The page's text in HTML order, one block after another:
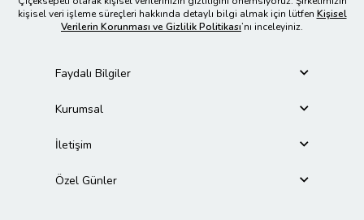
kişisel veri işleme süreçleri hakkında detaylı bilgi almak için lütfen Kişisel
Verilerin Korunması ve Gizlilik Politikası’nı inceleyiniz.
Faydalı Bilgiler
Kurumsal
İletişim
Özel Günler